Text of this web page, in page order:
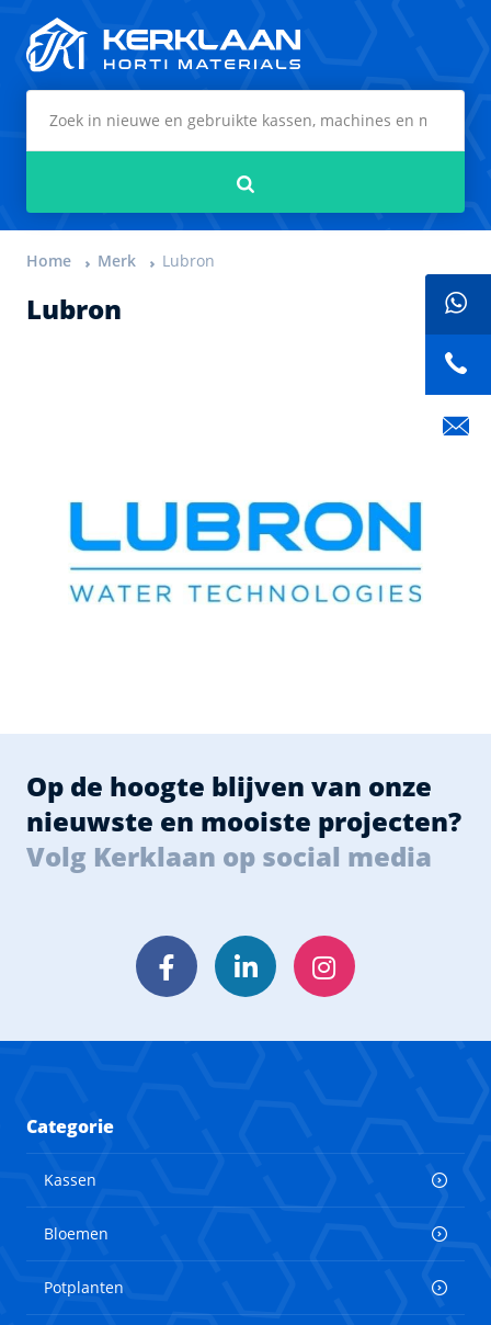
Home Merk Lubron
Lubron
Op de hoogte blijven van onze
nieuwste en mooiste projecten?
Volg Kerklaan op social media
FacebookLinkedInInstagram
Categorie
Kassen
Bloemen
Potplanten